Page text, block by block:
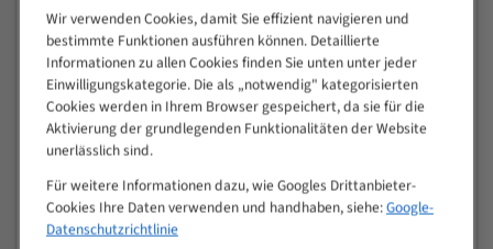
30
4/5
50
80
> 100
VOLLMATERIAL
M (mm)
Zoll (ZpZ))
>
25
10/14
Wir verwenden Cookies, damit Sie effizient navigieren und
bestimmte Funktionen ausführen können. Detaillierte
Informationen zu allen Cookies finden Sie unten unter jeder
Einwilligungskategorie. Die als „notwendig" kategorisierten
Cookies werden in Ihrem Browser gespeichert, da sie für die
Aktivierung der grundlegenden Funktionalitäten der Website
unerlässlich sind.
Für weitere Informationen dazu, wie Googles Drittanbieter-
Cookies Ihre Daten verwenden und handhaben, siehe:Google-
Datenschutzrichtlinie